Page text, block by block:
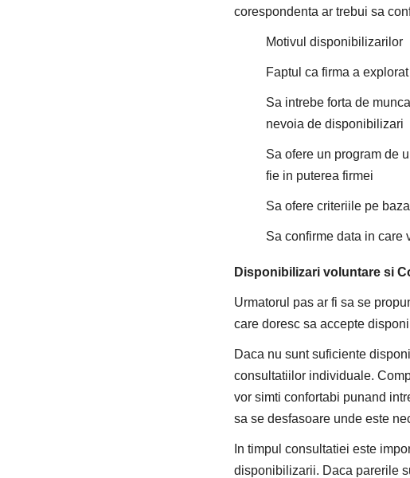
corespondenta ar trebui sa
Motivul disponibilizarilor
Faptul ca firma a
Sa intrebe forta de
nevoia de disponibilizari
Sa ofere un program de
fie in puterea firmei
Sa ofere criteriile pe
Sa confirme data in care
Disponibilizari voluntare si
Urmatorul pas ar fi sa se
care doresc sa accepte
Daca nu sunt suficiente
consultatiilor individuale.
vor simti confortabi punand
sa se desfasoare unde este
In timpul consultatiei este
disponibilizarii. Daca parerile